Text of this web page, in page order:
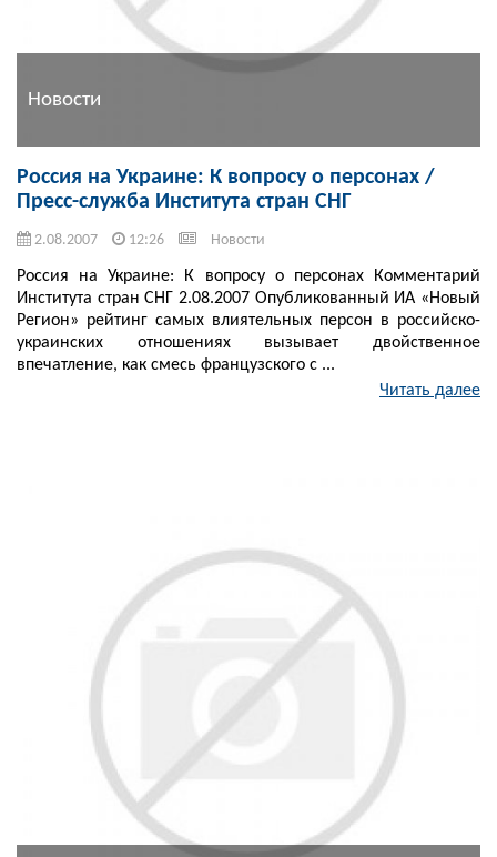
Новости
Россия на Украине: К вопросу о персонах /
Пресс-служба Института стран СНГ
2.08.2007 12:26 Новости
Россия на Украине: К вопросу о персонах Комментарий
Института стран СНГ 2.08.2007 Опубликованный ИА «Новый
Регион» рейтинг самых влиятельных персон в российско-
украинских отношениях вызывает двойственное
впечатление, как смесь французского с ...
Читать далее